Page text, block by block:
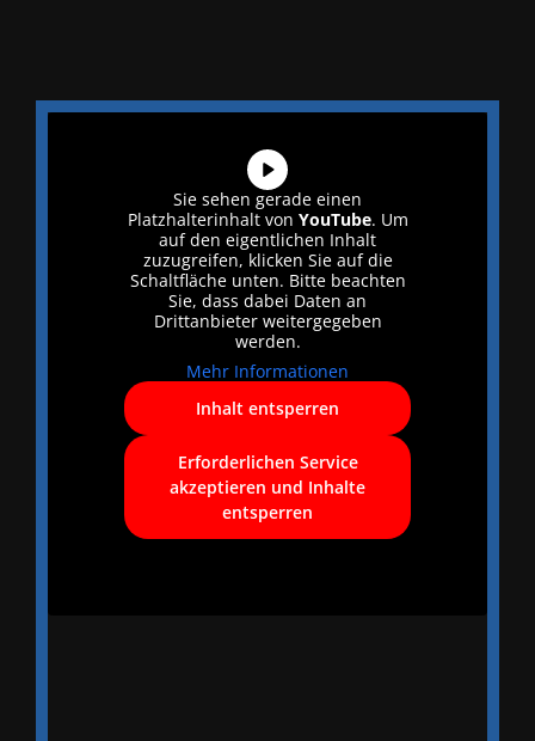
Sie sehen gerade einen
Platzhalterinhalt von YouTube. Um
auf den eigentlichen Inhalt
zuzugreifen, klicken Sie auf die
Schaltfläche unten. Bitte beachten
Sie, dass dabei Daten an
Drittanbieter weitergegeben
werden.
Mehr Informationen
Inhalt entsperren
Erforderlichen Service
akzeptieren und Inhalte
entsperren